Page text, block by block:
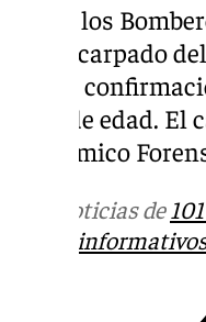
Según los
a lo escarpado
tras la
años de edad.
Anatómico
Más noticias de